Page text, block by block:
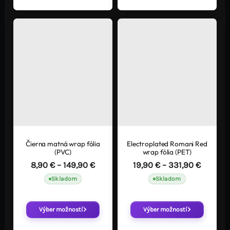
vybrať
vybrať
Čierna matná wrap fólia
(PVC)
8,90€ – 149,90€Price
149,90 €
Skladom
Výber možností
Tento
produkt
má
viacero
Možnosti
si
Electroplated Romani Red
wrap fólia (PET)
19,90€ – 331,90€Price
331,90
Skladom
Výber možností
Tento
produkt
má
viacero
Možnosti
si